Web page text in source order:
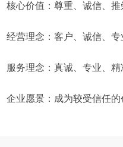
核心价值：尊重、诚信、
经营理念：客户、诚信、
服务理念：真诚、专业、
企业愿景：成为较受信任